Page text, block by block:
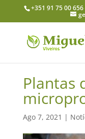
+351 91 75 00 656
Plantas
Ago 7, 2021 |